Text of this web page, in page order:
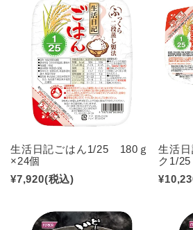
生活日記ごはん1/25 180ｇ
×24個
¥7,920(税込)
生活
ク1/25